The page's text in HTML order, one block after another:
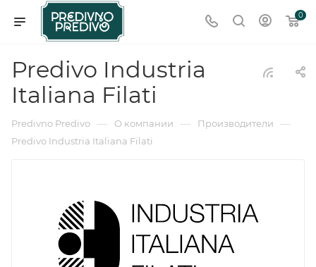
0
Predivo Industria
Italiana Filati
Predivno Predivo — О компании — Производители —
Predivo Industria Italiana Filati